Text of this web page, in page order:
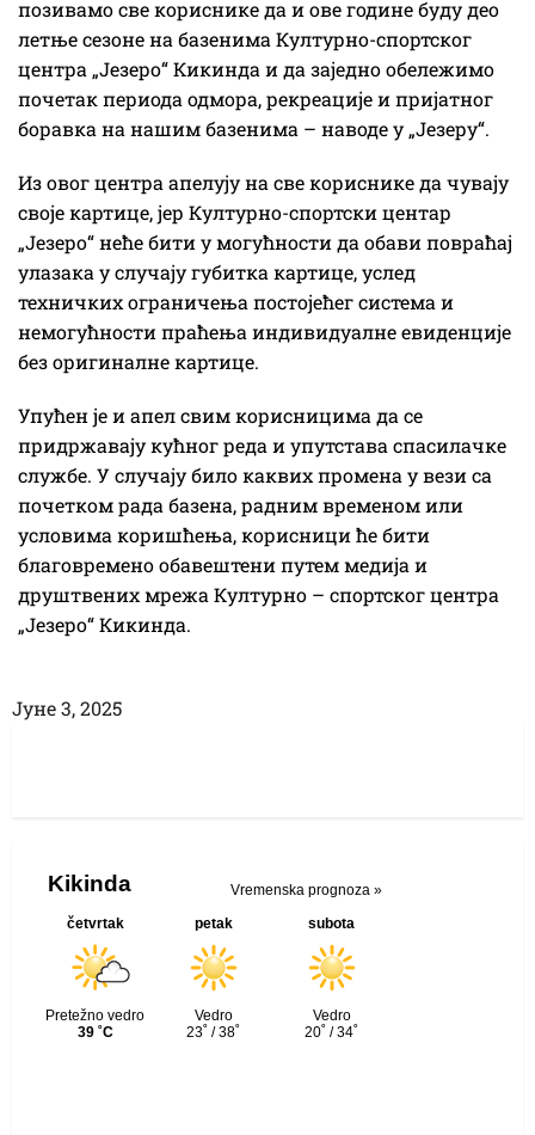
позивамо све кориснике да и ове године буду део
летње сезоне на базенима Културно-спортског
центра „Језеро“ Кикинда и да заједно обележимо
почетак периода одмора, рекреације и пријатног
боравка на нашим базенима – наводе у „Језеру“.
Из овог центра апелују на све кориснике да чувају
своје картице, јер Културно-спортски центар
„Језеро“ неће бити у могућности да обави повраћај
улазака у случају губитка картице, услед
техничких ограничења постојећег система и
немогућности праћења индивидуалне евиденције
без оригиналне картице.
Упућен је и апел свим корисницима да се
придржавају кућног реда и упутстава спасилачке
службе. У случају било каквих промена у вези са
почетком рада базена, радним временом или
условима коришћења, корисници ће бити
благовремено обавештени путем медија и
друштвених мрежа Културно – спортског центра
„Језеро“ Кикинда.
Јуне 3, 2025